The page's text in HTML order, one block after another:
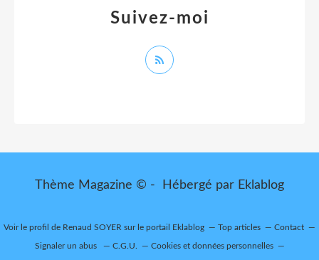
Suivez-moi
Thème Magazine © - Hébergé par Eklablog
Voir le profil de Renaud SOYER sur le portail Eklablog Top articles Contact
Signaler un abus C.G.U. Cookies et données personnelles